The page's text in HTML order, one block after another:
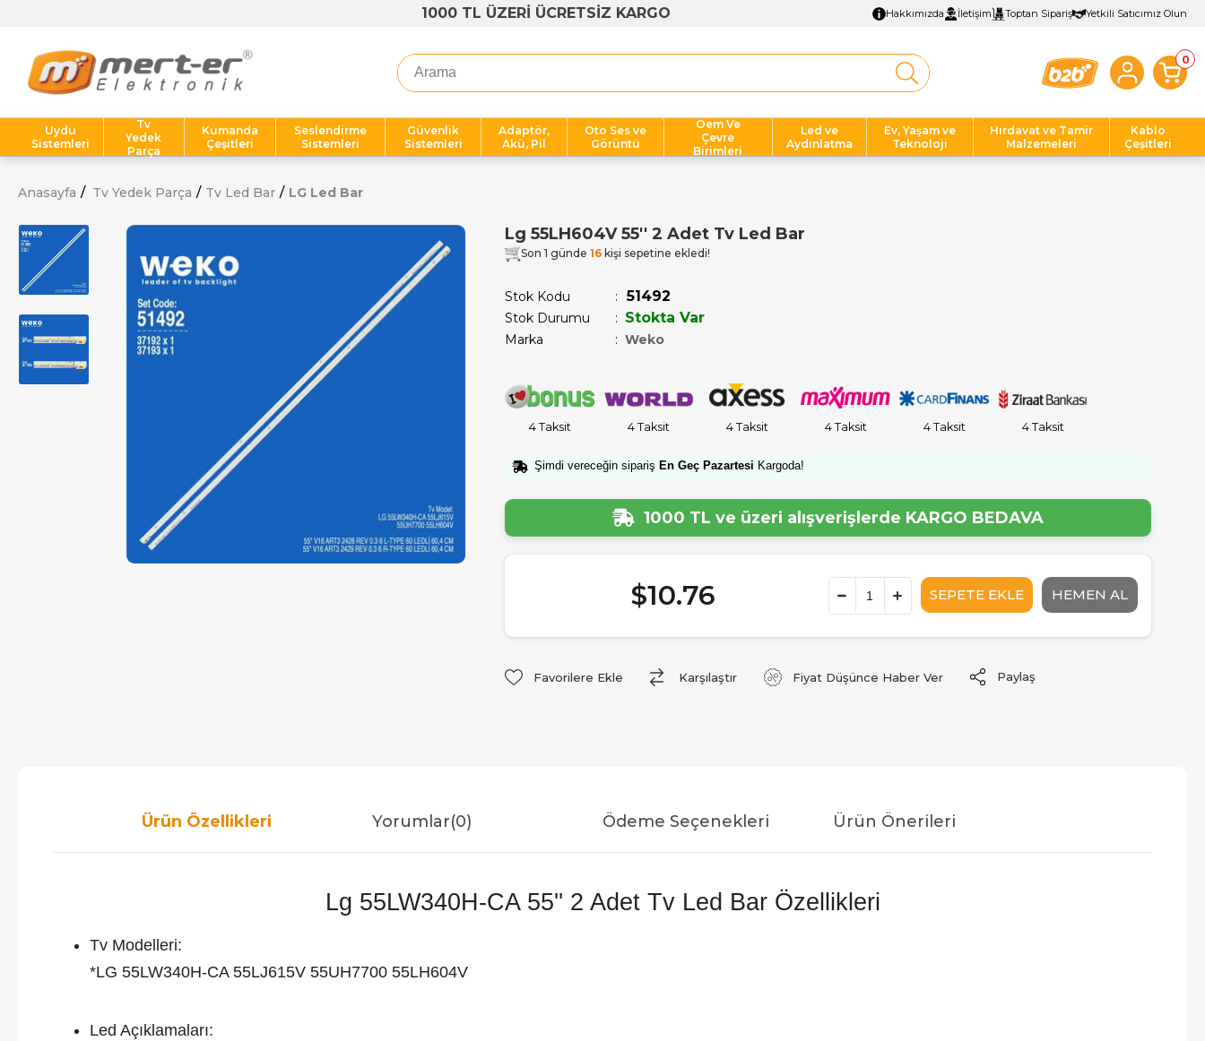
1000 TL ÜZERİ ÜCRETSİZ KARGO Hakkımızda İletişim Toptan Sipariş Yetkili Satıcımız Olun
0
Uydu
Sistemleri
Tv
Yedek
Parça
Kumanda
Çeşitleri
Seslendirme
Sistemleri
Güvenlik
Sistemleri
Adaptör,
Akü, Pil
Oto Ses ve
Görüntü
Oem Ve
Çevre
Birimleri
Led ve
Aydınlatma
Ev, Yaşam ve
Teknoloji
Hırdavat ve Tamir
Malzemeleri
Kablo
Çeşitleri
Anasayfa Tv Yedek Parça Tv Led Bar LG Led Bar
Lg 55LH604V 55'' 2 Adet Tv Led Bar
Son 1 günde 16 kişi sepetine ekledi!
Stok Kodu 51492
Stok Durumu : Stokta Var
Marka : Weko
4 Taksit 4 Taksit 4 Taksit 4 Taksit 4 Taksit 4 Taksit
Şimdi vereceğin sipariş En Geç Pazartesi Kargoda!
1000 TL ve üzeri alışverişlerde KARGO BEDAVA
$10.76
Favorilere Ekle Karşılaştır Fiyat Düşünce Haber Ver Paylaş
Ürün Özellikleri Yorumlar(0) Ödeme Seçenekleri Ürün Önerileri
Lg 55LW340H-CA 55'' 2 Adet Tv Led Bar Özellikleri
Tv Modelleri:
*LG 55LW340H-CA 55LJ615V 55UH7700 55LH604V
Led Açıklamaları: